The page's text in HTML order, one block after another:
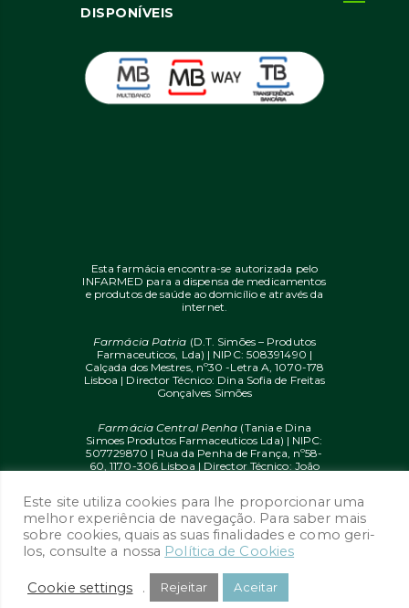
DISPONÍVEIS
Esta farmácia encontra-se autorizada pelo
INFARMED para a dispensa de medicamentos
e produtos de saúde ao domicílio e através da
internet.
Farmácia Patria (D.T. Simões – Produtos
Farmaceuticos, Lda) | NIPC: 508391490 |
Calçada dos Mestres, nº30 -Letra A, 1070-178
Lisboa | Director Técnico: Dina Sofia de Freitas
Gonçalves Simões
Farmácia Central Penha (Tania e Dina
Simoes Produtos Farmaceuticos Lda) | NIPC:
507729870 | Rua da Penha de França, nº58-
60, 1170-306 Lisboa | Director Técnico: João
© 2020 farmaciaon.pt | Design and
Development: iupi.agencyby Dual Up
Consulting Group
Este site utiliza cookies para lhe proporcionar uma
melhor experiência de navegação. Para saber mais
sobre cookies, quais as suas finalidades e como geri-
los, consulte a nossa Política de Cookies
Cookie settings . Rejeitar Aceitar